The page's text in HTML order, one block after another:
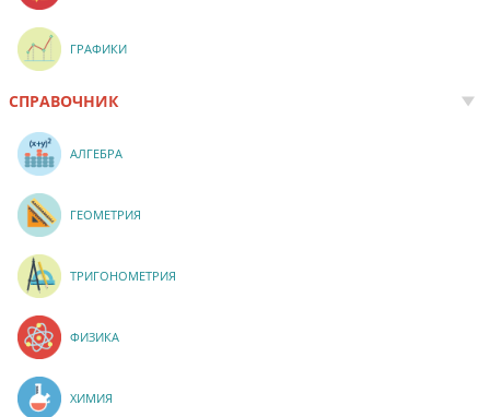
ГРАФИКИ
СПРАВОЧНИК
АЛГЕБРА
ГЕОМЕТРИЯ
ТРИГОНОМЕТРИЯ
ФИЗИКА
ХИМИЯ